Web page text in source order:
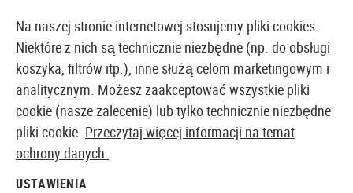
EUROPEJSKI AIRSOFT SKLEP I HURTOWNIA
Strona główna
Na naszej stronie internetowej stosujemy pliki cookies.
Niektóre z nich są technicznie niezbędne (np. do obsługi
koszyka, filtrów itp.), inne służą celom marketingowym i
analitycznym. Możesz zaakceptować wszystkie pliki
cookie (nasze zalecenie) lub tylko technicznie niezbędne
pliki cookie. Przeczytaj więcej informacji na temat
ochrony danych.
USTAWIENIA